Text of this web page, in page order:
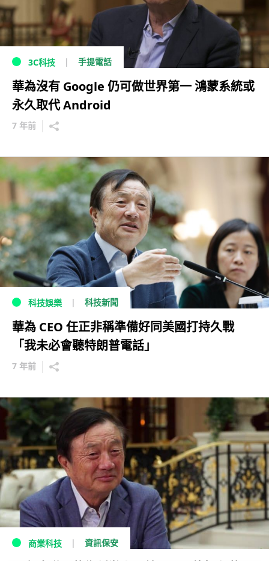
3C科技 手提電話
華為沒有 Google 仍可做世界第一 鴻蒙系統或
永久取代 Android
7 年前
科技娛樂 科技新聞
華為 CEO 任正非稱準備好同美國打持久戰
「我未必會聽特朗普電話」
7 年前
商業科技 資訊保安